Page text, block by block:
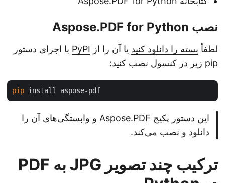
نصب Aspose.PDF for Python
لطفاًبسته را دانلود کنیدیا آن را از PyPIبا اجرای دستور
pip زیر در کنسول نصب کنید:
pip
این دستور پکیج Aspose.PDF و وابستگی‌های آن را
دانلود و نصب می‌کند.
ترکیب چند تصویر JPG به PDF